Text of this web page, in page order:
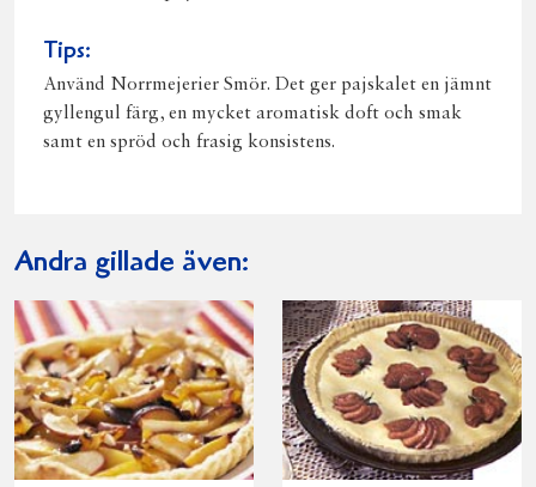
Tips:
Använd Norrmejerier Smör. Det ger pajskalet en jämnt
gyllengul färg, en mycket aromatisk doft och smak
samt en spröd och frasig konsistens.
Andra gillade även: